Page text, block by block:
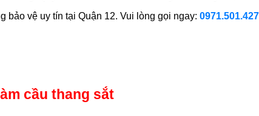
bảo vệ uy tín tại Quận 12. Vui lòng gọi ngay: 0971.501.427
cầu thang sắt